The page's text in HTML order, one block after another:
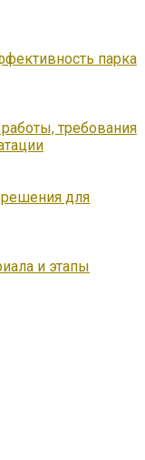
парка
требования
для
и этапы